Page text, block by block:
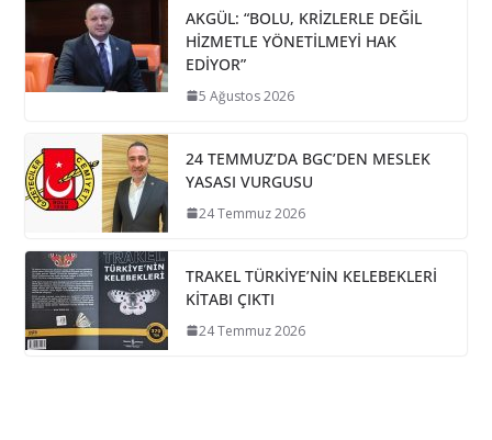
AKGÜL: “BOLU, KRİZLERLE DEĞİL
HİZMETLE YÖNETİLMEYİ HAK
EDİYOR”
5 Ağustos 2026
24 TEMMUZ’DA BGC’DEN MESLEK
YASASI VURGUSU
24 Temmuz 2026
TRAKEL TÜRKİYE’NİN KELEBEKLERİ
KİTABI ÇIKTI
24 Temmuz 2026